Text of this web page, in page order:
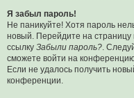
Я забыл пароль!
Не паникуйте! Хотя пароль
новый. Перейдите на
ссылку Забыли пароль?.
сможете войти на
Если не удалось получить
конференции.